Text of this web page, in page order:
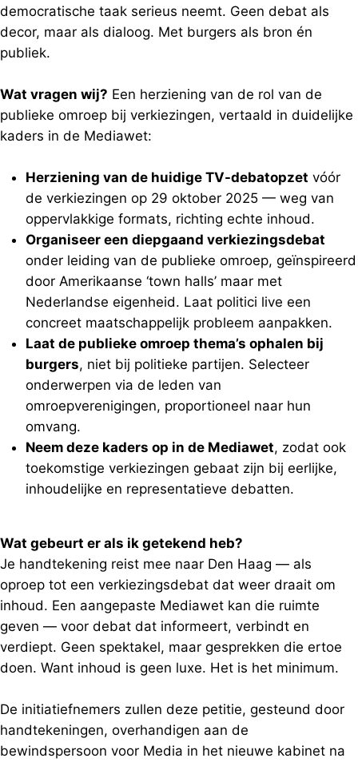
democratische taak serieus neemt. Geen debat als
decor, maar als dialoog. Met burgers als bron én
publiek.
Wat vragen wij? Een herziening van de rol van de
publieke omroep bij verkiezingen, vertaald in duidelijke
kaders in de Mediawet:
Herziening van de huidige TV-debatopzet vóór
de verkiezingen op 29 oktober 2025 — weg van
oppervlakkige formats, richting echte inhoud.
Organiseer een diepgaand verkiezingsdebat
onder leiding van de publieke omroep, geïnspireerd
door Amerikaanse ‘town halls’ maar met
Nederlandse eigenheid. Laat politici live een
concreet maatschappelijk probleem aanpakken.
Laat de publieke omroep thema’s ophalen bij
burgers, niet bij politieke partijen. Selecteer
onderwerpen via de leden van
omroepverenigingen, proportioneel naar hun
omvang.
Neem deze kaders op in de Mediawet, zodat ook
toekomstige verkiezingen gebaat zijn bij eerlijke,
inhoudelijke en representatieve debatten.
Wat gebeurt er als ik getekend heb?
Je handtekening reist mee naar Den Haag — als
oproep tot een verkiezingsdebat dat weer draait om
inhoud. Een aangepaste Mediawet kan die ruimte
geven — voor debat dat informeert, verbindt en
verdiept. Geen spektakel, maar gesprekken die ertoe
doen. Want inhoud is geen luxe. Het is het minimum.
De initiatiefnemers zullen deze petitie, gesteund door
handtekeningen, overhandigen aan de
bewindspersoon voor Media in het nieuwe kabinet na